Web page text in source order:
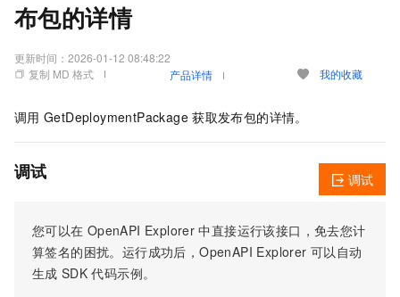
布包的详情
更新时间： 2026-01-12 08:48:22
复制 MD 格式
产品详情 我的收藏
调用 GetDeploymentPackage 获取发布包的详情。
调试
您可以在 OpenAPI Explorer 中直接运行该接口，免去您计
算签名的困扰。运行成功后，OpenAPI Explorer 可以自动
生成 SDK 代码示例。
调试